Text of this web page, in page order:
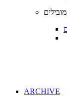
ARCHIVE